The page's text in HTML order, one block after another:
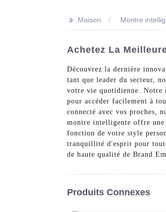
>> Maison Montre
Achetez La
Découvrez la dernière
tant que leader du secteur,
votre vie quotidienne. Notre
pour accéder facilement à
connecté avec vos proches,
montre intelligente offre une
fonction de votre style
tranquillité d'esprit pour
de haute qualité de Brand
Produits Connexes